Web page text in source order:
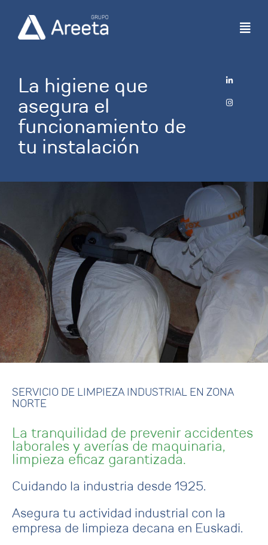
contenido
La higiene que
asegura el
funcionamiento de
tu instalación
SERVICIO DE LIMPIEZA INDUSTRIAL EN ZONA
NORTE
La tranquilidad de prevenir accidentes
laborales y averías de maquinaria,
limpieza eficaz garantizada.
Cuidando la industria desde 1925.
Asegura tu actividad industrial con la
empresa de limpieza decana en Euskadi.